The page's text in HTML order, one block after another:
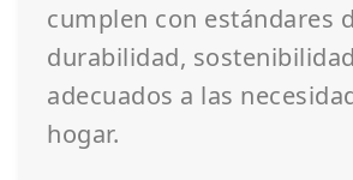
cumplen con estándares
durabilidad,
adecuados a las
hogar.